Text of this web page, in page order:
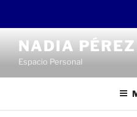
contenido
NADIA
Espacio Personal